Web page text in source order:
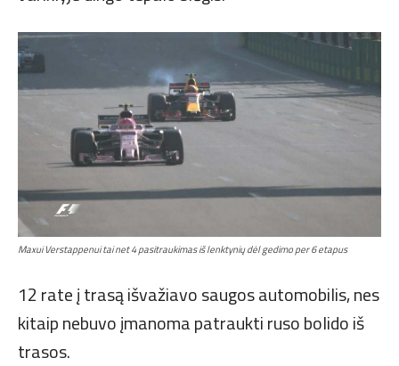
Maxui Verstappenui tai net 4 pasitraukimas iš lenktynių dėl gedimo per 6 etapus
12 rate į trasą išvažiavo saugos automobilis, nes
kitaip nebuvo įmanoma patraukti ruso bolido iš
trasos.